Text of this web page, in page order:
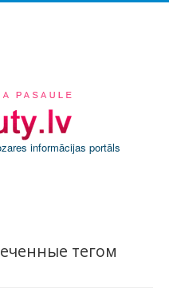
informācijas portāls
тегом